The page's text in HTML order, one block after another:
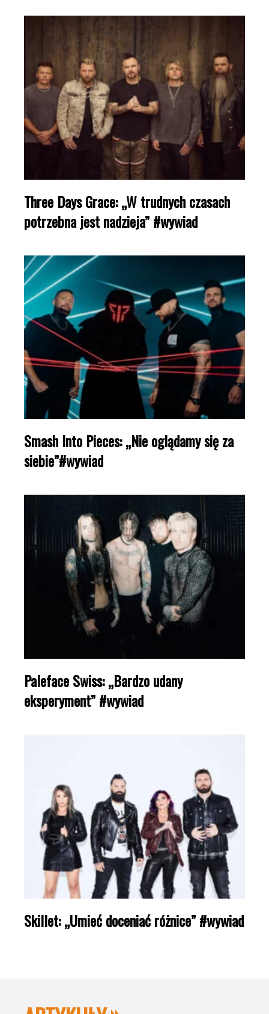
Three Days Grace: „W trudnych czasach
potrzebna jest nadzieja” #wywiad
Smash Into Pieces: „Nie oglądamy się za
siebie”#wywiad
Paleface Swiss: „Bardzo udany
eksperyment” #wywiad
Skillet: „Umieć doceniać różnice” #wywiad